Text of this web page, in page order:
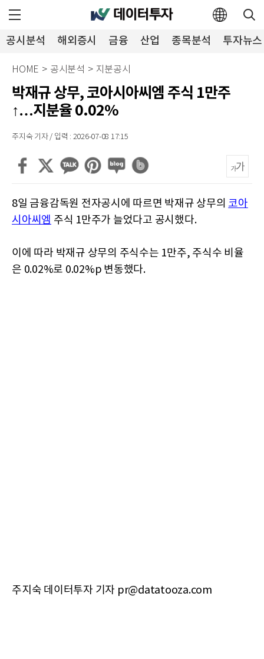
공시분석 해외증시 금융 산업 종목분석 투자뉴스
HOME > 공시분석 > 지분공시
박재규 상무, 코아시아씨엠 주식 1만주
↑…지분율 0.02%
주지숙 기자 / 입력 : 2026-07-08 17:15
8일 금융감독원 전자공시에 따르면 박재규 상무의 코아
시아씨엠 주식 1만주가 늘었다고 공시했다.
이에 따라 박재규 상무의 주식수는 1만주, 주식수 비율
은 0.02%로 0.02%p 변동했다.
주지숙 데이터투자 기자 pr@datatooza.com